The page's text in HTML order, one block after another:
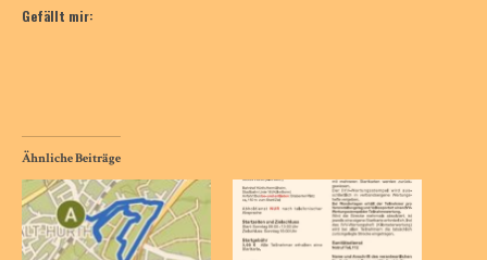
Gefällt mir:
Ähnliche Beiträge